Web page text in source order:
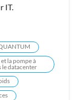
IT.
la pompe à
le datacenter